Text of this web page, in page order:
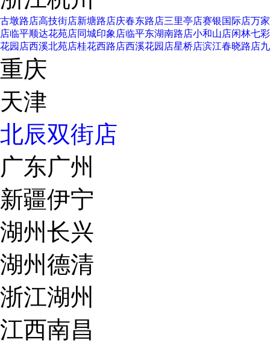
古墩路店高技街店新塘路店庆春东路店三里亭店赛银国际店万
店临平顺达花苑店同城印象店临平东湖南路店小和山店闲林七
花园店西溪北苑店桂花西路店西溪花园店星桥店滨江春晓路店
重庆
天津
北辰双街店
广东广州
新疆伊宁
湖州长兴
湖州德清
浙江湖州
江西南昌